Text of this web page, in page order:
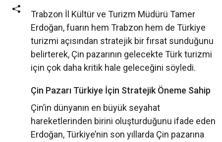
Trabzon İl Kültür ve Turizm Müdürü Tamer
Erdoğan, fuarın hem Trabzon hem de Türkiye
turizmi açısından stratejik bir fırsat sunduğunu
belirterek, Çin pazarının gelecekte Türk turizmi
için çok daha kritik hale geleceğini söyledi.
Çin Pazarı Türkiye İçin Stratejik Öneme Sahip
Çin’in dünyanın en büyük seyahat
hareketlerinden birini oluşturduğunu ifade eden
Erdoğan, Türkiye’nin son yıllarda Çin pazarına